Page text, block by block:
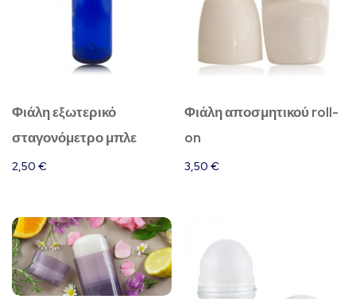
Φιάλη εξωτερικό
σταγονόμετρο μπλε
2,50 €
Φιάλη αποσμητικού roll-
on
3,50€